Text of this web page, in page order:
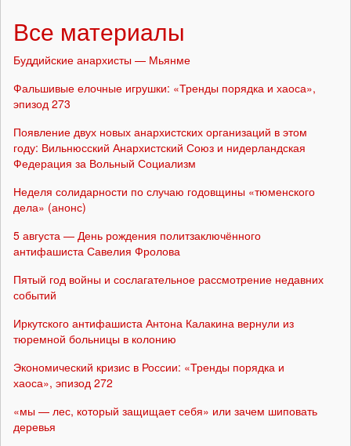
Все материалы
Буддийские анархисты — Мьянме
Фальшивые елочные игрушки: «Тренды порядка и хаоса»,
эпизод 273
Появление двух новых анархистских организаций в этом
году: Вильнюсский Анархистский Союз и нидерландская
Федерация за Вольный Социализм
Неделя солидарности по случаю годовщины «тюменского
дела» (анонс)
5 августа — День рождения политзаключённого
антифашиста Савелия Фролова
Пятый год войны и сослагательное рассмотрение недавних
событий
Иркутского антифашиста Антона Калакина вернули из
тюремной больницы в колонию
Экономический кризис в России: «Тренды порядка и
хаоса», эпизод 272
«мы — лес, который защищает себя» или зачем шиповать
деревья